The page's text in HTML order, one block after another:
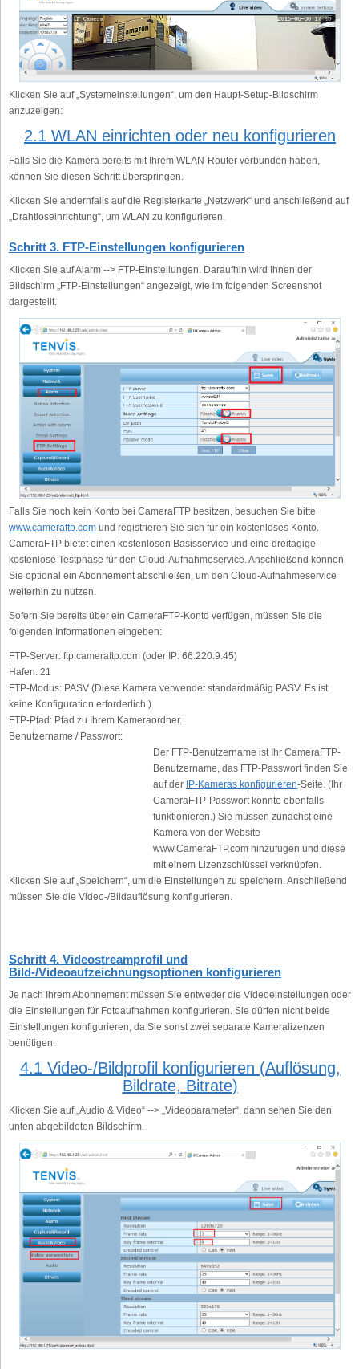
Klicken Sie auf „Systemeinstellungen“, um den Haupt-Setup-Bildschirm
anzuzeigen:
2.1 WLAN einrichten oder neu konfigurieren
Falls Sie die Kamera bereits mit Ihrem WLAN-Router verbunden haben,
können Sie diesen Schritt überspringen.
Klicken Sie andernfalls auf die Registerkarte „Netzwerk“ und anschließend auf
„Drahtloseinrichtung“, um WLAN zu konfigurieren.
Schritt 3. FTP-Einstellungen konfigurieren
Klicken Sie auf Alarm --> FTP-Einstellungen. Daraufhin wird Ihnen der
Bildschirm „FTP-Einstellungen“ angezeigt, wie im folgenden Screenshot
dargestellt.
Falls Sie noch kein Konto bei CameraFTP besitzen, besuchen Sie bitte
www.cameraftp.com und registrieren Sie sich für ein kostenloses Konto.
CameraFTP bietet einen kostenlosen Basisservice und eine dreitägige
kostenlose Testphase für den Cloud-Aufnahmeservice. Anschließend können
Sie optional ein Abonnement abschließen, um den Cloud-Aufnahmeservice
weiterhin zu nutzen.
Sofern Sie bereits über ein CameraFTP-Konto verfügen, müssen Sie die
folgenden Informationen eingeben:
FTP-Server: ftp.cameraftp.com (oder IP: 66.220.9.45)
Hafen: 21
FTP-Modus: PASV (Diese Kamera verwendet standardmäßig PASV. Es ist
keine Konfiguration erforderlich.)
FTP-Pfad: Pfad zu Ihrem Kameraordner.
Benutzername / Passwort:
Der FTP-Benutzername ist Ihr CameraFTP-
Benutzername, das FTP-Passwort finden Sie
auf der IP-Kameras konfigurieren-Seite. (Ihr
CameraFTP-Passwort könnte ebenfalls
funktionieren.) Sie müssen zunächst eine
Kamera von der Website
www.CameraFTP.com hinzufügen und diese
mit einem Lizenzschlüssel verknüpfen.
Klicken Sie auf „Speichern“, um die Einstellungen zu speichern. Anschließend
müssen Sie die Video-/Bildauflösung konfigurieren.
Schritt 4. Videostreamprofil und
Bild-/Videoaufzeichnungsoptionen konfigurieren
Je nach Ihrem Abonnement müssen Sie entweder die Videoeinstellungen oder
die Einstellungen für Fotoaufnahmen konfigurieren. Sie dürfen nicht beide
Einstellungen konfigurieren, da Sie sonst zwei separate Kameralizenzen
benötigen.
4.1 Video-/Bildprofil konfigurieren (Auflösung,
Bildrate, Bitrate)
Klicken Sie auf „Audio & Video“ --> „Videoparameter“, dann sehen Sie den
unten abgebildeten Bildschirm.